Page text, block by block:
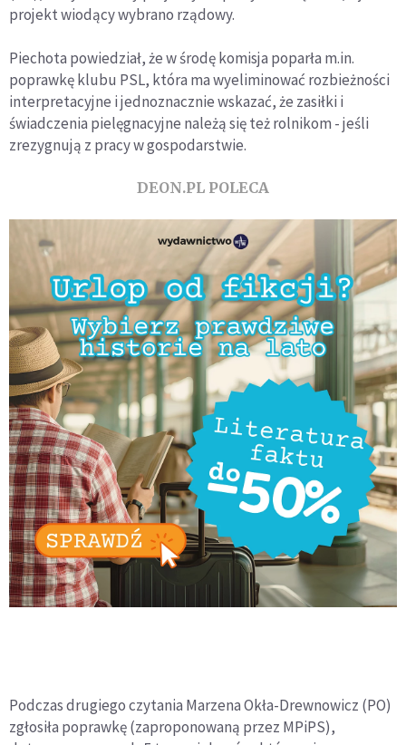
projekt wiodący wybrano rządowy.
Piechota powiedział, że w środę komisja poparła m.in.
poprawkę klubu PSL, która ma wyeliminować rozbieżności
interpretacyjne i jednoznacznie wskazać, że zasiłki i
świadczenia pielęgnacyjne należą się też rolnikom - jeśli
zrezygnują z pracy w gospodarstwie.
DEON.PL POLECA
Podczas drugiego czytania Marzena Okła-Drewnowicz (PO)
zgłosiła poprawkę (zaproponowaną przez MPiPS),